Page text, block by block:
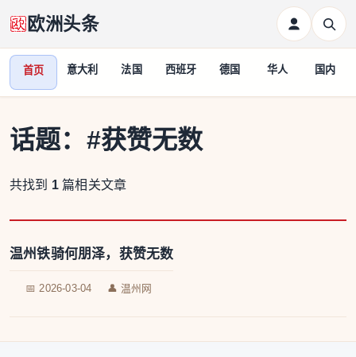
欧洲头条
首页 意大利 法国 西班牙 德国 华人 国内
话题： #获赞无数
共找到 1 篇相关文章
温州铁骑何朋泽，获赞无数
📅 2026-03-04 👤 温州网